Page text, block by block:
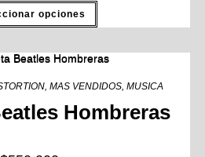
opciones
, MAS VENDIDOS, MUSICA
Hombreras